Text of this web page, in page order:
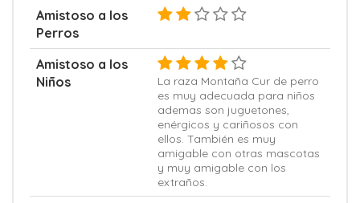
Amistoso a los
Perros
Amistoso a los
Niños
La raza Montaña Cur de perro
es muy adecuada para niños
ademas son juguetones,
enérgicos y cariñosos con
ellos. También es muy
amigable con otras mascotas
y muy amigable con los
extraños.